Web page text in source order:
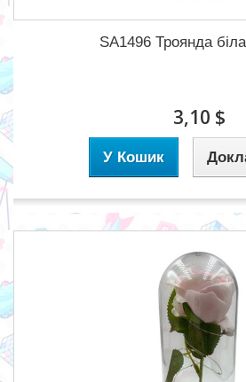
SA1496 Троянда
3,10 $
У Кошик